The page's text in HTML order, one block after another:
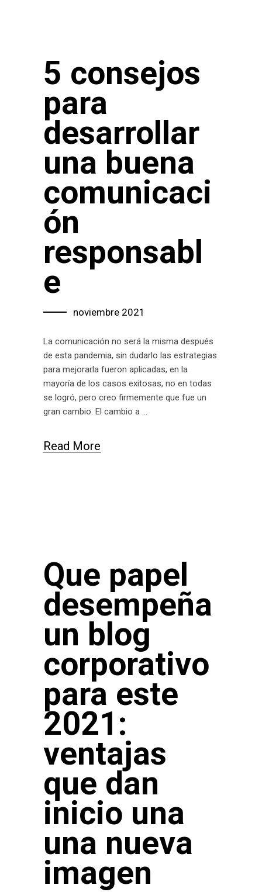
5 consejos
para
desarrollar
una buena
comunicaci
ón
responsabl
e
noviembre 2021
La comunicación no será la misma después
de esta pandemia, sin dudarlo las estrategias
para mejorarla fueron aplicadas, en la
mayoría de los casos exitosas, no en todas
se logró, pero creo firmemente que fue un
gran cambio. El cambio a
Read More
Que papel
desempeña
un blog
corporativo
para este
2021:
ventajas
que dan
inicio una
una nueva
imagen